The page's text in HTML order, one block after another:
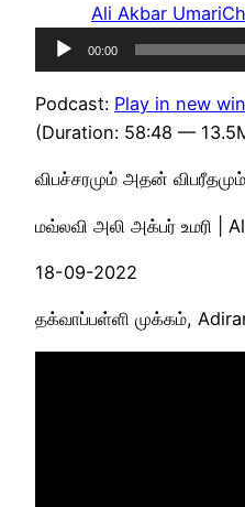
Ali Akbar Umari
Audio
Player
00:00
Podcast: Play in new
(Duration: 58:48 —
விபச்சரமும் அதன் விபரீதமும்
மவ்லவி அலி அக்பர் உமரி |
18-09-2022
தக்வாப்பள்ளி முக்கம்,